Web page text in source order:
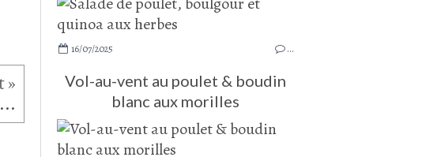
16/07/2025 …
Vol-au-vent au poulet & boudin
blanc aux morilles